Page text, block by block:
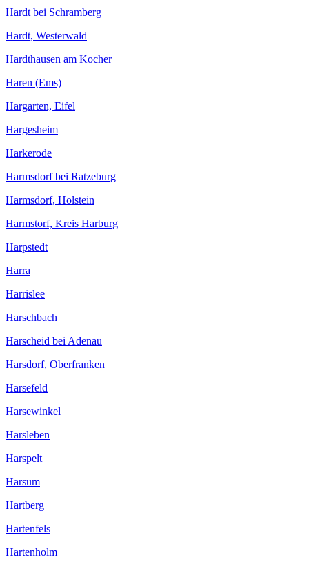
Hardt bei Schramberg
Hardt, Westerwald
Hardthausen am Kocher
Haren (Ems)
Hargarten, Eifel
Hargesheim
Harkerode
Harmsdorf bei Ratzeburg
Harmsdorf, Holstein
Harmstorf, Kreis Harburg
Harpstedt
Harra
Harrislee
Harschbach
Harscheid bei Adenau
Harsdorf, Oberfranken
Harsefeld
Harsewinkel
Harsleben
Harspelt
Harsum
Hartberg
Hartenfels
Hartenholm